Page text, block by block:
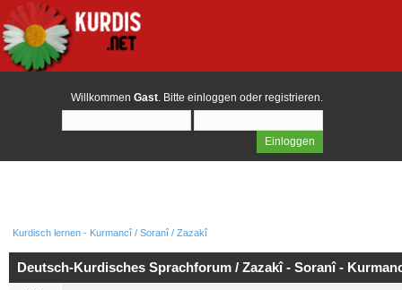
Willkommen Gast. Bitte einloggen oder registrieren.
Kurdisch lernen - Kurmancî / Soranî / Zazakî
Deutsch-Kurdisches Sprachforum / Zazakî - Soranî -